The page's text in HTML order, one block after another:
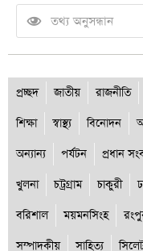
প্রচ্ছদ জাতীয় রাজনীতি
শিক্ষা
স্বাস্থ্য বিনোদন
অন্যান্য
পর্যটন প্রধান
খুলনা
চট্রগ্রাম চাকুরী
বরিশাল
ময়মনসিংহ
সম্পাদকীয়
সাহিত্য